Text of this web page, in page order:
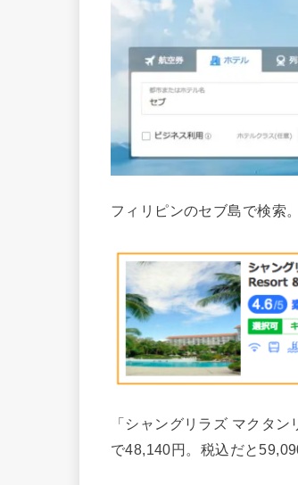
フィリピンのセブ島で検索。
「シャングリラズ マクタ
で48,140円。税込だと